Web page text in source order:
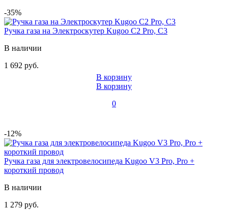
-35%
Ручка газа на Электроскутер Kugoo C2 Pro, C3
В наличии
1 692 руб.
В корзину
В корзину
0
-12%
Ручка газа для электровелосипеда Kugoo V3 Pro, Pro +
короткий провод
В наличии
1 279 руб.